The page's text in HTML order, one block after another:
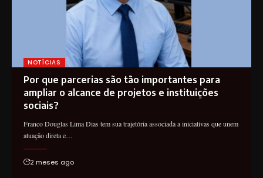
NOTÍCIAS
Por que parcerias são tão importantes para
ampliar o alcance de projetos e instituições
sociais?
Franco Douglas Lima Dias tem sua trajetória associada a iniciativas que unem
atuação direta e…
2 meses ago